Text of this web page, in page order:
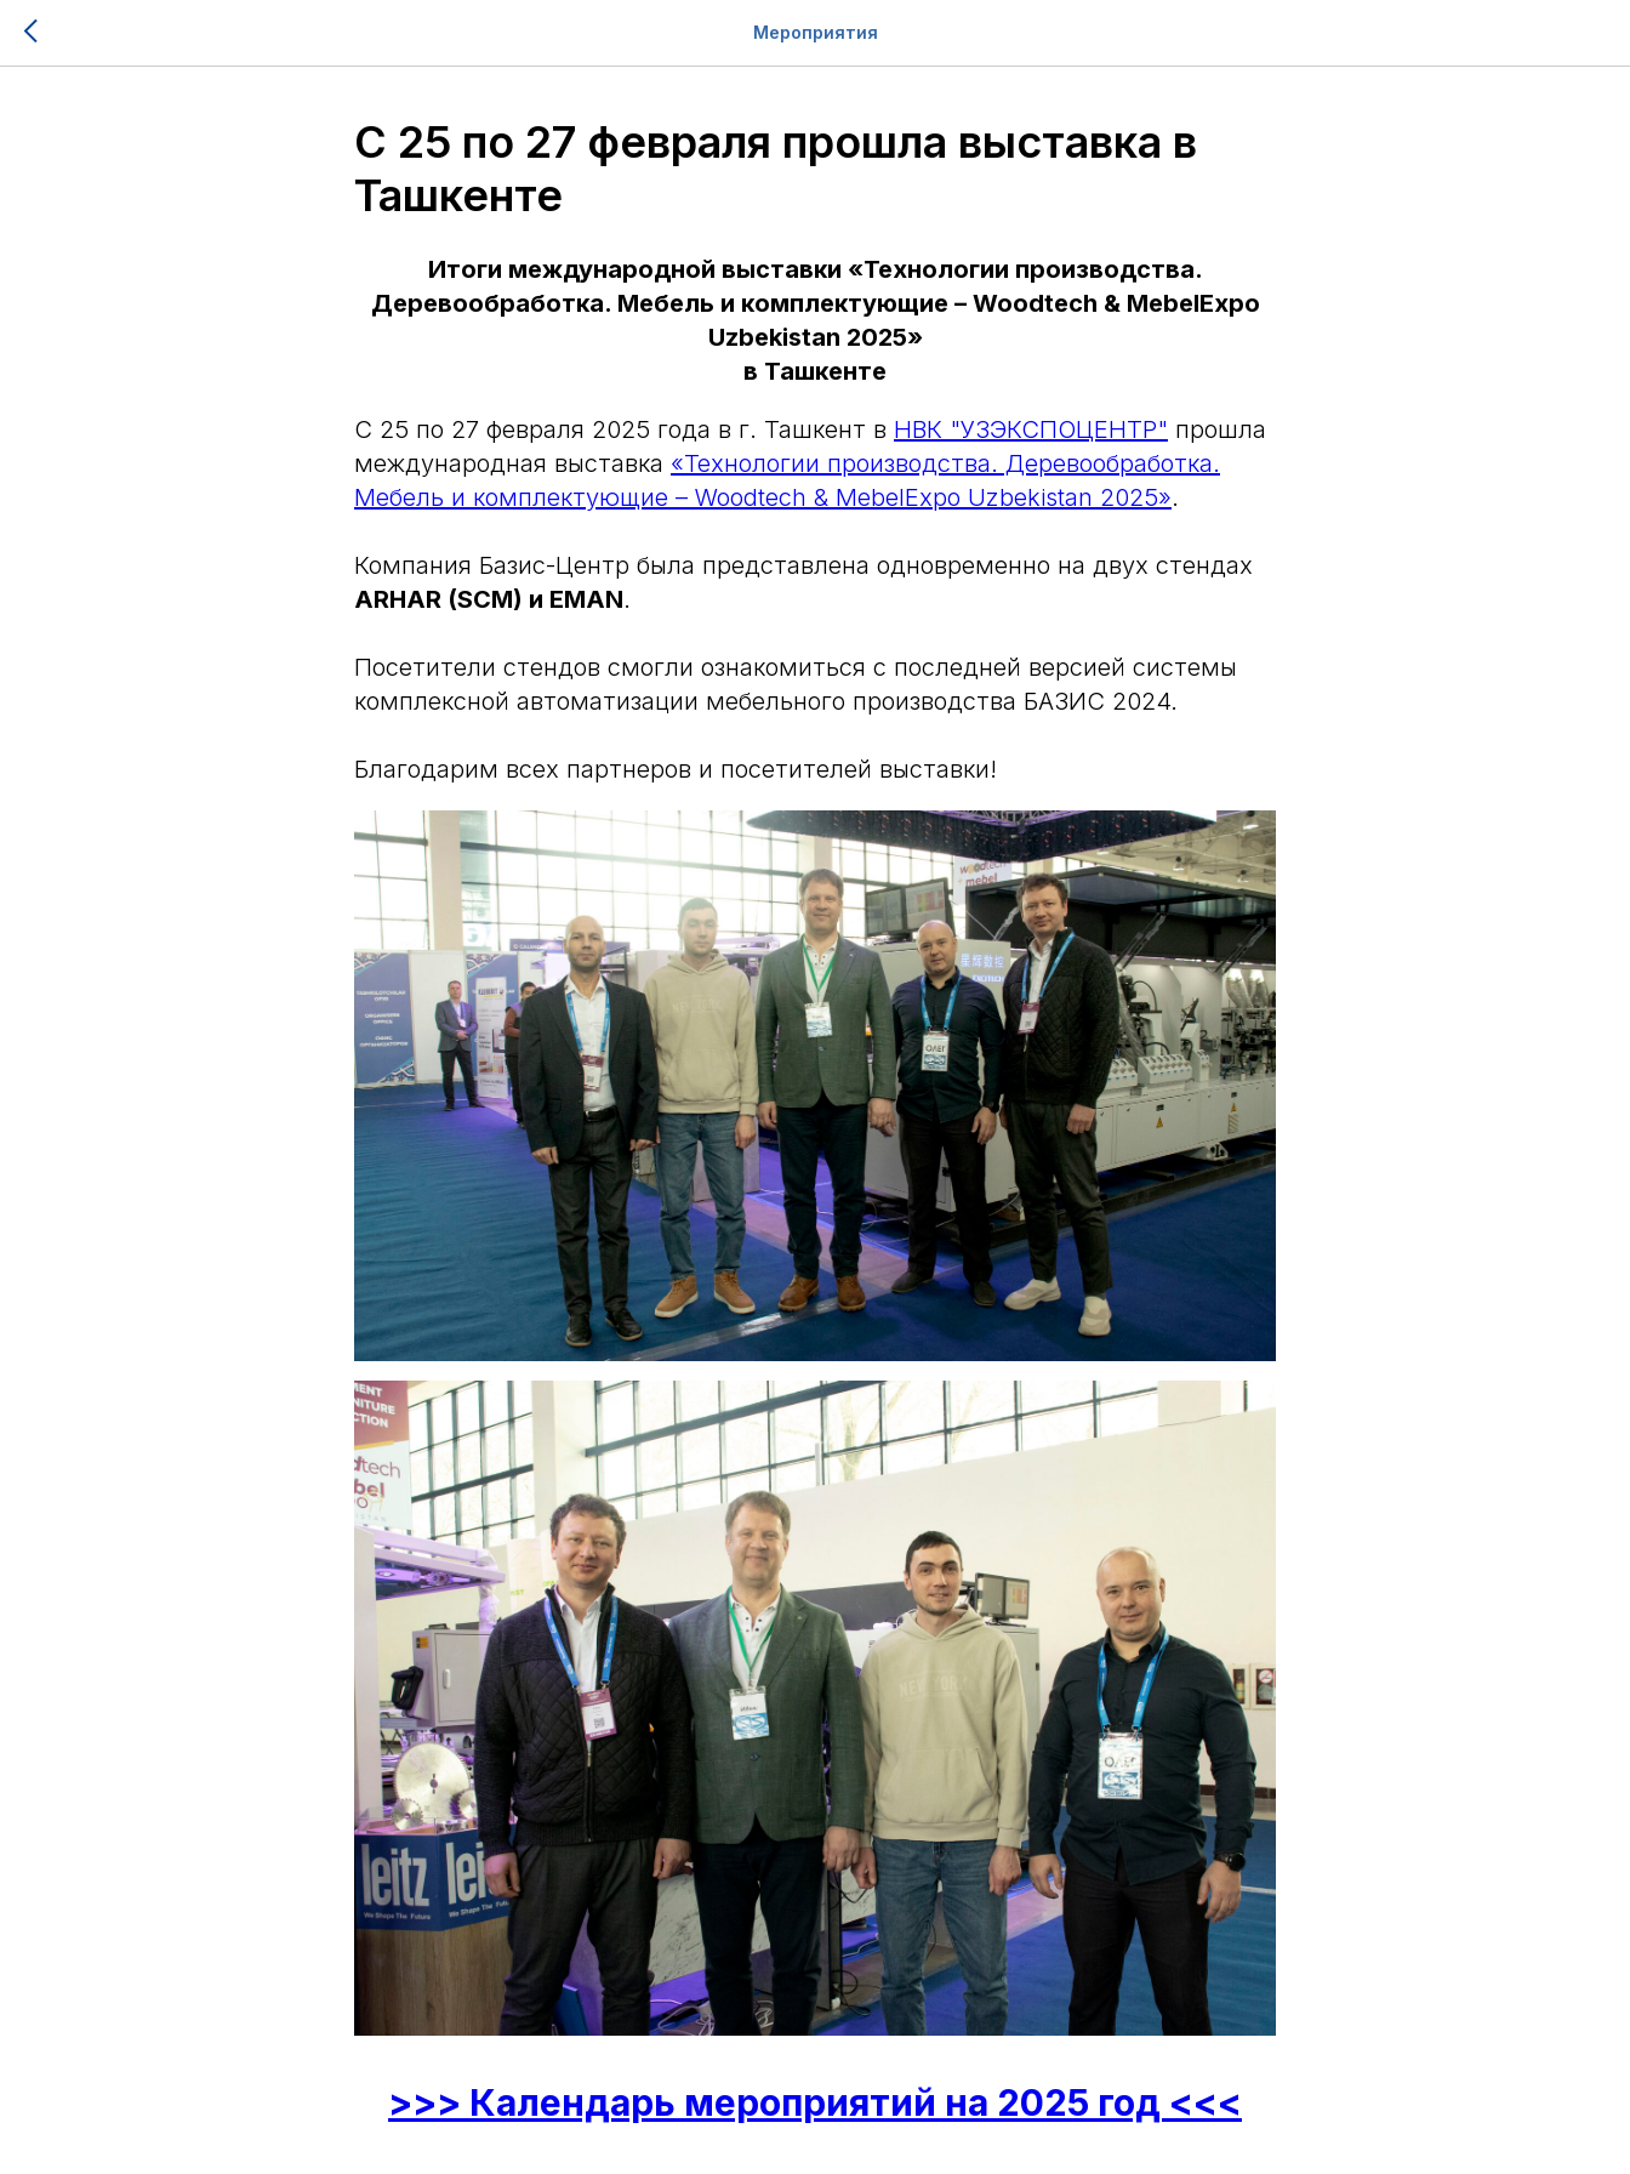
Мероприятия
С 25 по 27 февраля прошла выставка в
Ташкенте
Итоги международной выставки «Технологии производства.
Деревообработка. Мебель и комплектующие – Woodtech & MebelExpo
Uzbekistan 2025»
в Ташкенте
С 25 по 27 февраля 2025 года в г. Ташкент в НВК "УЗЭКСПОЦЕНТР" прошла
международная выставка «Технологии производства. Деревообработка.
Мебель и комплектующие – Woodtech & MebelExpo Uzbekistan 2025».
Компания Базис-Центр была представлена одновременно на двух стендах
ARHAR (SCM) и EMAN.
Посетители стендов смогли ознакомиться с последней версией системы
комплексной автоматизации мебельного производства БАЗИС 2024.
Благодарим всех партнеров и посетителей выставки!
>>> Календарь мероприятий на 2025 год <<<